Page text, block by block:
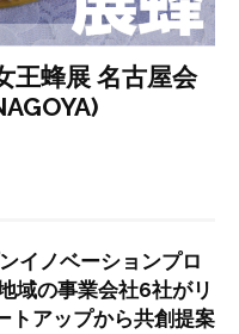
王蜂展 名古屋会
イノベーションプロ
域の事業会社6社がリ
トアップから共創提案